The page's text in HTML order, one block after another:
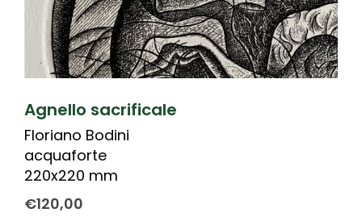
Agnello sacrificale
Floriano Bodini
acquaforte
220x220 mm
€120,00